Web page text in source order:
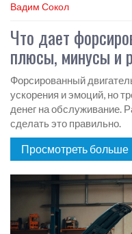
Вадим Сокол
Что дает
плюсы, минусы и
Форсированный
ускорения и эмоций, но
денег на обслуживание.
сделать это правильно.
Просмотреть больше